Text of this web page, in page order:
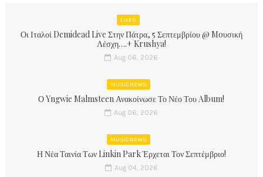
LIVES
Οι Ιταλοί Demidead Live Στην Πάτρα, 5 Σεπτεμβρίου @ Moυσική
Λέσχη….+ Krushya!
Aug 06, 2026
MUSIC NEWS
Ο Yngwie Malmsteen Ανακοίνωσε Το Νέο Του Album!
Aug 06, 2026
MUSIC NEWS
Η Νέα Ταινία Των Linkin Park Έρχεται Τον Σεπτέμβριο!
Aug 04, 2026